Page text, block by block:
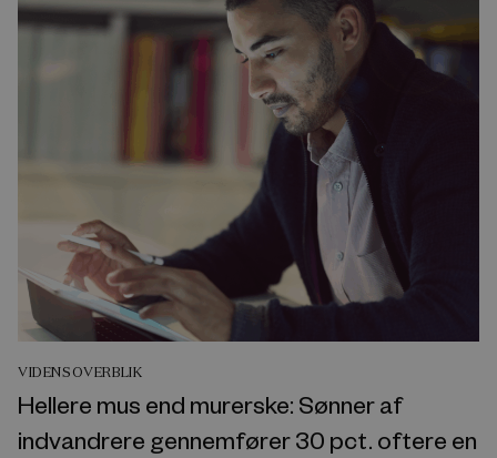
VIDENSOVERBLIK
Hellere mus end murerske: Sønner af
indvandrere gennemfører 30 pct. oftere en